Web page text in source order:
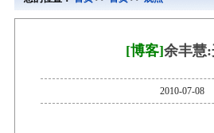
[博客]余丰慧
2010-07-